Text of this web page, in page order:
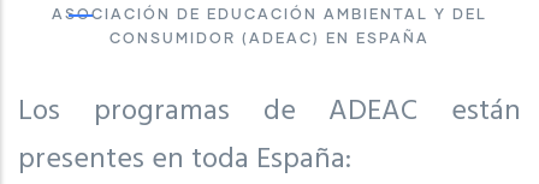
ASOCIACIÓN DE EDUCACIÓN AMBIENTAL Y DEL
CONSUMIDOR (ADEAC) EN ESPAÑA
Los programas de ADEAC están
presentes en toda España: